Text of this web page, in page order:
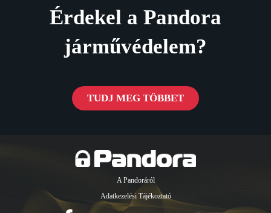
Érdekel a Pandora
járművédelem?
TUDJ MEG TÖBBET
A Pandoráról
Adatkezelési Tájékoztató